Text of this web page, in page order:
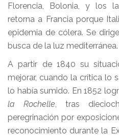
Florencia, Bolonia, y los
retorna a Francia porque
epidemia de cólera. Se
busca de la luz mediterránea.
A partir de 1840 su
mejorar, cuando la crítica lo
lo había sumido. En 1852
la Rochelle, tras
peregrinación por
reconocimiento durante la